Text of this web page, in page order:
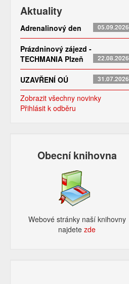
Aktuality
Adrenalinový den 05.09.2026
Prázdninový zájezd -
TECHMANIA Plzeň
22.08.2026
UZAVŘENÍ OÚ 31.07.2026
Zobrazit všechny novinky
Přihlásit k odběru
Obecní knihovna
Webové stránky naší knihovny
najdetezde​